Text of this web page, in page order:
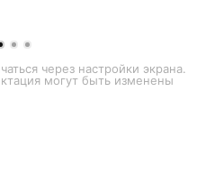
через настройки экрана.
могут быть изменены